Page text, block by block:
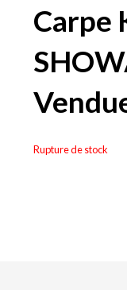
Carpe
Rupture de stock